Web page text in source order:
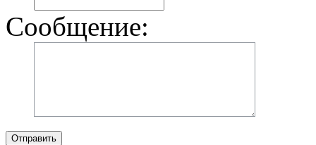
Сообщение:
Отправить